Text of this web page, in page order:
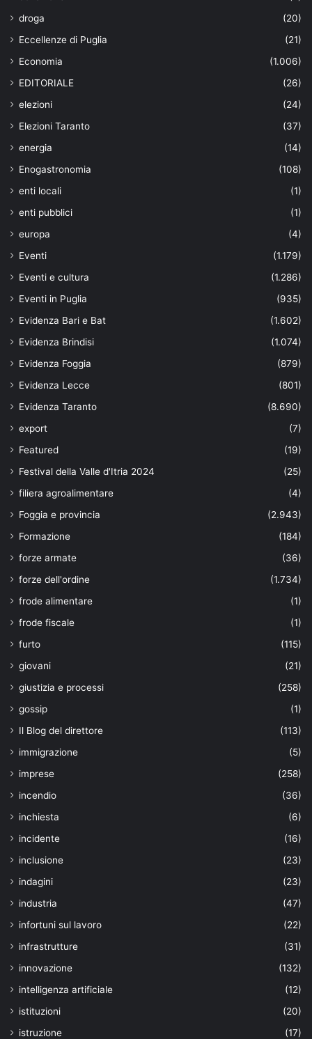
droga
(20)
Eccellenze di Puglia
(21)
Economia
(1.006)
EDITORIALE
(26)
elezioni
(24)
Elezioni Taranto
(37)
energia
(14)
Enogastronomia
(108)
enti locali
(1)
enti pubblici
(1)
europa
(4)
Eventi
(1.179)
Eventi e cultura
(1.286)
Eventi in Puglia
(935)
Evidenza Bari e Bat
(1.602)
Evidenza Brindisi
(1.074)
Evidenza Foggia
(879)
Evidenza Lecce
(801)
Evidenza Taranto
(8.690)
export
(7)
Featured
(19)
Festival della Valle d'Itria 2024
(25)
filiera agroalimentare
(4)
Foggia e provincia
(2.943)
Formazione
(184)
forze armate
(36)
forze dell'ordine
(1.734)
frode alimentare
(1)
frode fiscale
(1)
furto
(115)
giovani
(21)
giustizia e processi
(258)
gossip
(1)
Il Blog del direttore
(113)
immigrazione
(5)
imprese
(258)
incendio
(36)
inchiesta
(6)
incidente
(16)
inclusione
(23)
indagini
(23)
industria
(47)
infortuni sul lavoro
(22)
infrastrutture
(31)
innovazione
(132)
intelligenza artificiale
(12)
istituzioni
(20)
istruzione
(17)